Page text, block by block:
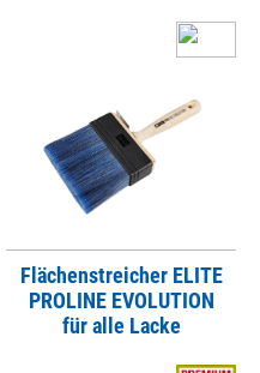
Flächenstreicher ELITE
PROLINE EVOLUTION
für alle Lacke